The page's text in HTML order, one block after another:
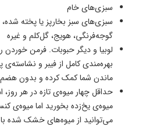
سبزی‌های خام
سبزی‌های سبز بخارپز یا پخته شده،
گوجه‌فرنگی، هویج، گل‌کلم و غیره
لوبیا و دیگر حبوبات. فرمن خوردن
بهره‌مندی کامل از فیبر و نشاسته‌ی
ماندن شما کمک کرده و بدون
حداقل چهار میوه‌ی تازه در هر روز،
میوه‌ی یخ‌زده بخورید اما میوه‌ی
می‌توانید از میوه‌های خشک شده